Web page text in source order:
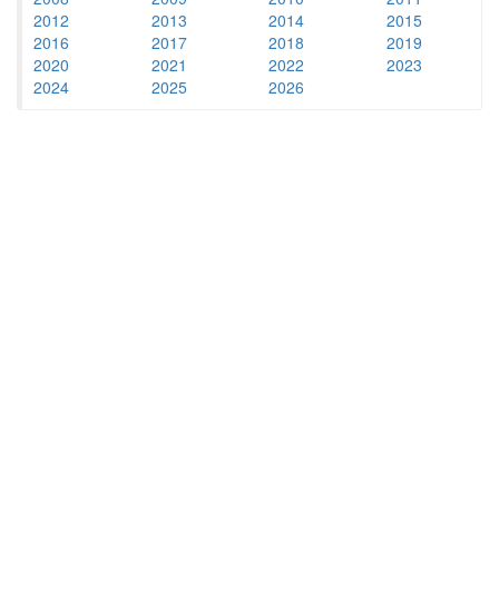
2012
2013 2014
2015
2016
2017 2018
2019
2020
2021 2022
2023
2024
2025 2026